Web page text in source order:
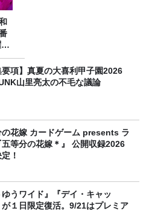
要項】真夏の大喜利甲子園2026
山里亮太の不毛な議論
の花嫁 カードゲーム presents ラ
五等分の花嫁＊』 公開収録2026
！
ゆうワイド』『デイ・キャッ
が１日限定復活。9/21はプレミア